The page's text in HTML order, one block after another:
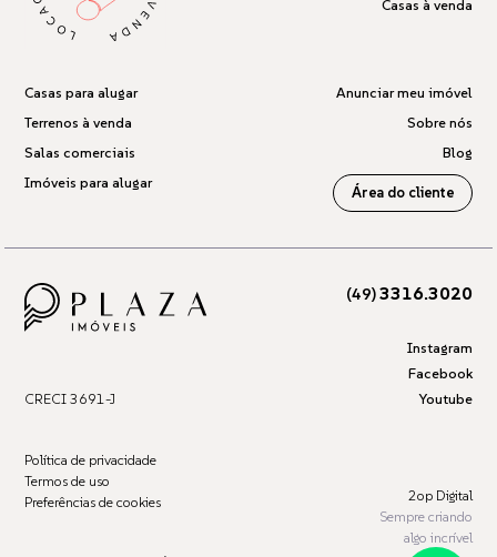
Casas à venda
Casas para alugar
Terrenos à venda
Salas comerciais
Imóveis para alugar
Anunciar meu imóvel
Sobre nós
Blog
Área do cliente
CRECI 3691-J
(49)3316.3020
Instagram
Facebook
Youtube
Política de privacidade
Termos de uso
Preferências de cookies
2op Digital
Sempre criando
algo incrível